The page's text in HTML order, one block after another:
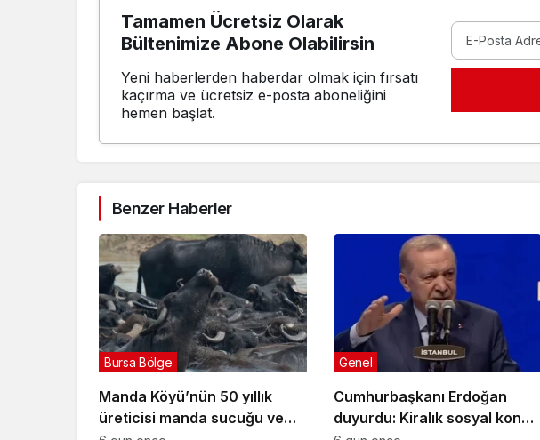
Tamamen Ücretsiz Olarak
Bültenimize Abone Olabilirsin
Yeni haberlerden haberdar olmak için fırsatı
kaçırma ve ücretsiz e-posta aboneliğini
hemen başlat.
Benzer Haberler
Manda Köyü’nün 50 yıllık
üreticisi manda sucuğu ve
Bursa Bölge
Cumhurbaşkanı Erdoğan
duyurdu: Kiralık sosyal konut
Genel